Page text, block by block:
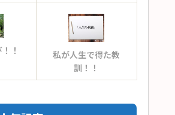
！
私が人生で得た教
訓！！